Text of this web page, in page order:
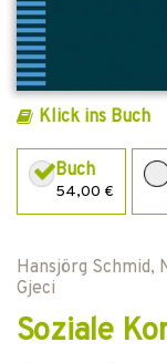
Klick ins Buch
Buch
54,00 €
Hansjörg Schmid,
Gjeci
Soziale